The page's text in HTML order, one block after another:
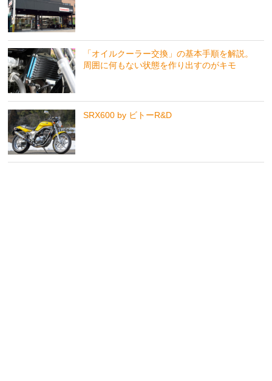
「オイルクーラー交換」の基本手順を解説。
周囲に何もない状態を作り出すのがキモ
SRX600 by ビトーR&D